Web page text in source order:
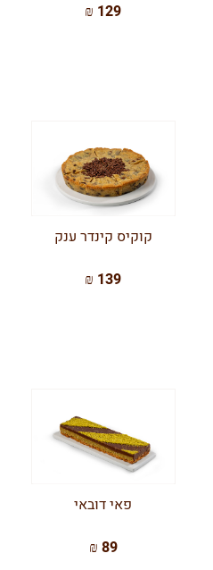
129 ₪
קוקיס קינדר ענק
139 ₪
פאי דובאי
89 ₪